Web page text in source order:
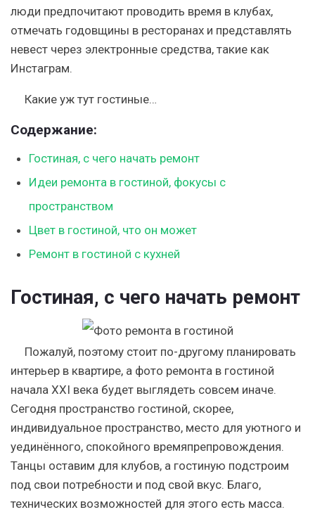
люди предпочитают проводить время в клубах,
отмечать годовщины в ресторанах и представлять
невест через электронные средства, такие как
Инстаграм.
Какие уж тут гостиные…
Содержание:
Гостиная, с чего начать ремонт
Идеи ремонта в гостиной, фокусы с
пространством
Цвет в гостиной, что он может
Ремонт в гостиной с кухней
Гостиная, с чего начать ремонт
Пожалуй, поэтому стоит по-другому планировать
интерьер в квартире, а фото ремонта в гостиной
начала XXI века будет выглядеть совсем иначе.
Сегодня пространство гостиной, скорее,
индивидуальное пространство, место для уютного и
уединённого, спокойного времяпрепровождения.
Танцы оставим для клубов, а гостиную подстроим
под свои потребности и под свой вкус. Благо,
технических возможностей для этого есть масса.